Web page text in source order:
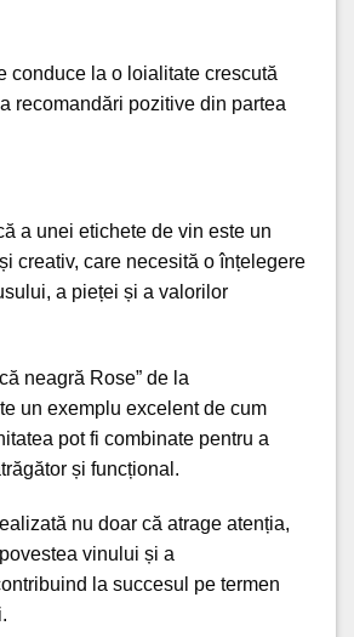
conduce la o loialitate crescută
recomandări pozitive din partea
a unei etichete de vin este un
creativ, care necesită o înțelegere
a pieței și a valorilor
neagră Rose” de la
un exemplu excelent de cum
pot fi combinate pentru a
și funcțional.
nu doar că atrage atenția,
vinului și a
la succesul pe termen